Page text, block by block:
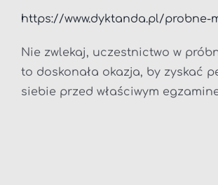
https://www.dyktanda.pl/probne-
Nie zwlekaj, uczestnictwo w
to doskonała okazja, by zyskać
siebie przed właściwym